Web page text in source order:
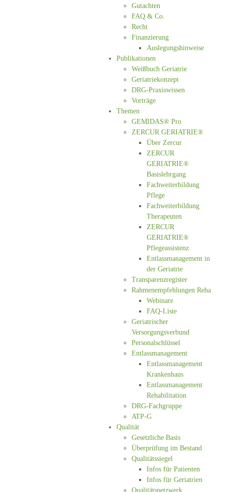
Gutachten
FAQ & Co.
Recht
Finanzierung
Auslegungshinweise
Publikationen
Weißbuch Geriatrie
Geriatriekonzept
DRG-Praxiswissen
Vorträge
Themen
GEMIDAS® Pro
ZERCUR GERIATRIE®
Über Zercur
ZERCUR
GERIATRIE®
Basislehrgang
Fachweiterbildung
Pflege
Fachweiterbildung
Therapeuten
ZERCUR
GERIATRIE®
Pflegeassistenz
Entlassmanagement in
der Geriatrie
Transparenzregister
Rahmenempfehlungen Reha
Webinare
FAQ-Liste
Geriatrischer
Versorgungsverbund
Personalschlüssel
Entlassmanagement
Entlassmanagement
Krankenhaus
Entlassmanagement
Rehabilitation
DRG-Fachgruppe
ATP-G
Qualität
Gesetzliche Basis
Überprüfung im Bestand
Qualitätssiegel
Infos für Patienten
Infos für Geriatrien
Qualitätsnetzwerk